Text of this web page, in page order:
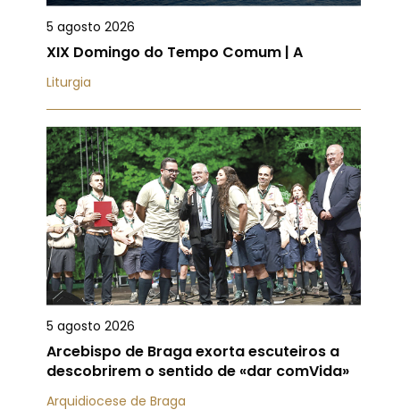
5 agosto 2026
XIX Domingo do Tempo Comum | A
Liturgia
5 agosto 2026
Arcebispo de Braga exorta escuteiros a
descobrirem o sentido de «dar comVida»
Arquidiocese de Braga